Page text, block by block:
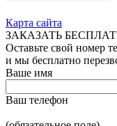
Карта сайта
ЗАКАЗАТЬ
Оставьте свой номер
и мы бесплатно
Ваше имя
Ваш телефон